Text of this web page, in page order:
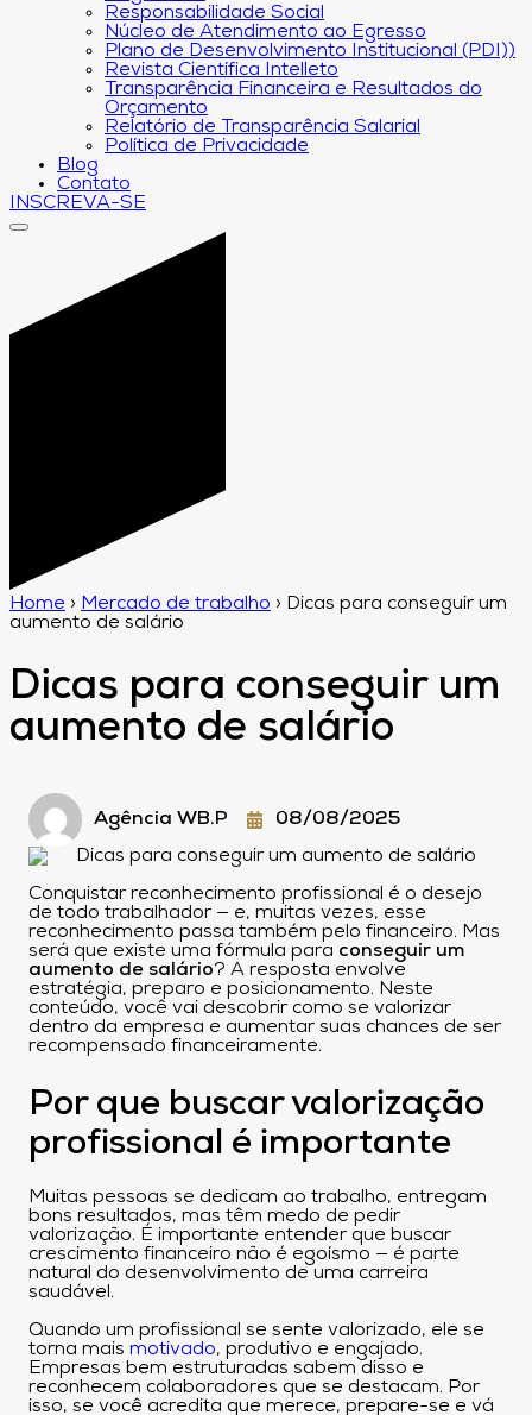
Responsabilidade Social
Núcleo de Atendimento ao Egresso
Plano de Desenvolvimento Institucional (PDI))
Revista Científica Intelleto
Transparência Financeira e Resultados do
Orçamento
Relatório de Transparência Salarial
Política de Privacidade
Blog
Contato
INSCREVA-SE
Home › Mercado de trabalho › Dicas para conseguir um
aumento de salário
Dicas para conseguir um
aumento de salário
Agência WB.P 08/08/2025
Conquistar reconhecimento profissional é o desejo
de todo trabalhador — e, muitas vezes, esse
reconhecimento passa também pelo financeiro. Mas
será que existe uma fórmula para conseguir um
aumento de salário? A resposta envolve
estratégia, preparo e posicionamento. Neste
conteúdo, você vai descobrir como se valorizar
dentro da empresa e aumentar suas chances de ser
recompensado financeiramente.
Por que buscar valorização
profissional é importante
Muitas pessoas se dedicam ao trabalho, entregam
bons resultados, mas têm medo de pedir
valorização. É importante entender que buscar
crescimento financeiro não é egoísmo — é parte
natural do desenvolvimento de uma carreira
saudável.
Quando um profissional se sente valorizado, ele se
torna mais motivado, produtivo e engajado.
Empresas bem estruturadas sabem disso e
reconhecem colaboradores que se destacam. Por
isso, se você acredita que merece, prepare-se e vá